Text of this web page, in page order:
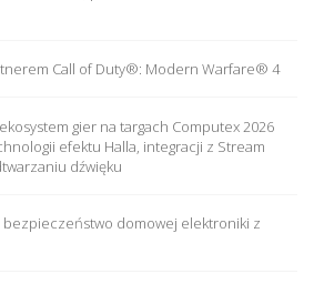
Call of Duty®: Modern Warfare® 4
gier na targach Computex 2026
efektu Halla, integracji z Stream
dźwięku
domowej elektroniki z